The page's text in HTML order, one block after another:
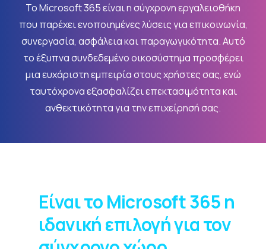
Το Microsoft 365 είναι η σύγχρονη εργαλειοθήκη
που παρέχει ενοποιημένες λύσεις για επικοινωνία,
συνεργασία, ασφάλεια και παραγωγικότητα. Αυτό
το έξυπνα συνδεδεμένο οικοσύστημα προσφέρει
μια ευχάριστη εμπειρία στους χρήστες σας, ενώ
ταυτόχρονα εξασφαλίζει επεκτασιμότητα και
ανθεκτικότητα για την επιχείρησή σας.
Είναι το Microsoft 365 η
ιδανική επιλογή για τον